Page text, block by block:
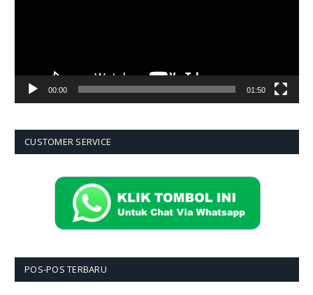
00:00 01:50
CUSTOMER SERVICE
POS-POS TERBARU